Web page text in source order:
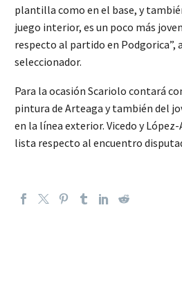
plantilla como en el base, y
juego interior, es un poco más
respecto al partido en Podgorica”,
seleccionador.
Para la ocasión Scariolo contará
pintura de Arteaga y también del
en la línea exterior. Vicedo y
lista respecto al encuentro